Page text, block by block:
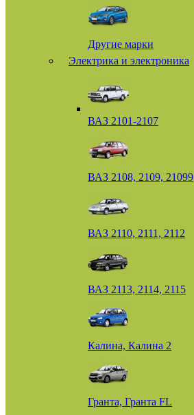
Другие марки
Электрика и электроника
ВАЗ 2101-2107
ВАЗ 2108, 2109, 21099
ВАЗ 2110, 2111, 2112
ВАЗ 2113, 2114, 2115
Калина, Калина 2
Гранта, Гранта FL